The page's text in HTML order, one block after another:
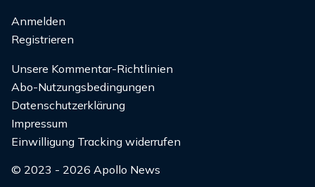
Anmelden
Registrieren
Unsere Kommentar-Richtlinien
Abo-Nutzungsbedingungen
Datenschutzerklärung
Impressum
Einwilligung Tracking widerrufen
© 2023 - 2026 Apollo News